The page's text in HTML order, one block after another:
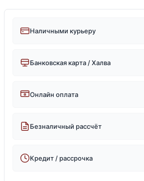
Наличными курьеру
Банковская карта / Халва
Онлайн оплата
Безналичный рассчёт
Кредит / рассрочка